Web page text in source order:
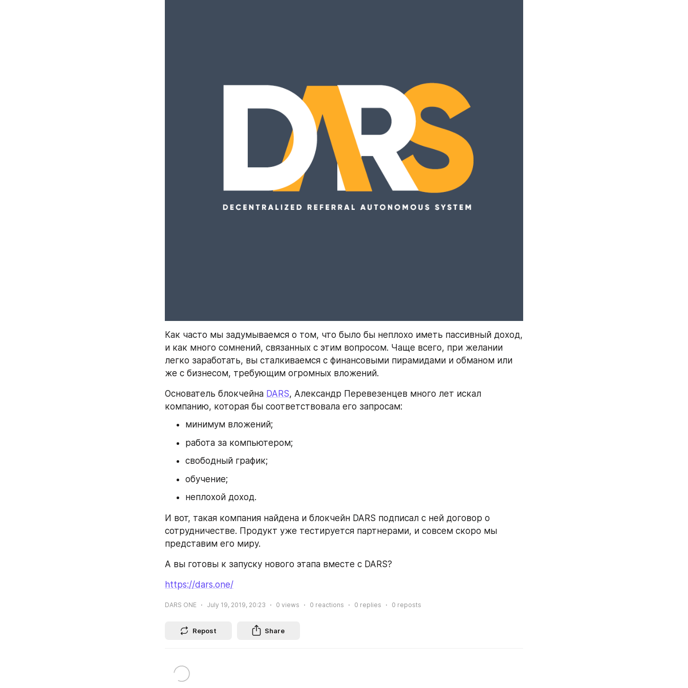
Как часто мы задумываемся о том, что было бы неплохо иметь пассивный доход,
и как много сомнений, связанных с этим вопросом. Чаще всего, при желании
легко заработать, вы сталкиваемся с финансовыми пирамидами и обманом или
же с бизнесом, требующим огромных вложений.
Основатель блокчейна DARS, Александр Перевезенцев много лет искал
компанию, которая бы соответствовала его запросам:
минимум вложений;
работа за компьютером;
свободный график;
обучение;
неплохой доход.
И вот, такая компания найдена и блокчейн DARS подписал с ней договор о
сотрудничестве. Продукт уже тестируется партнерами, и совсем скоро мы
представим его миру.
А вы готовы к запуску нового этапа вместе с DARS?
https://dars.one/
DARS ONE July 19, 2019, 20:23 0 views 0 reactions 0 replies 0 reposts
Repost Share